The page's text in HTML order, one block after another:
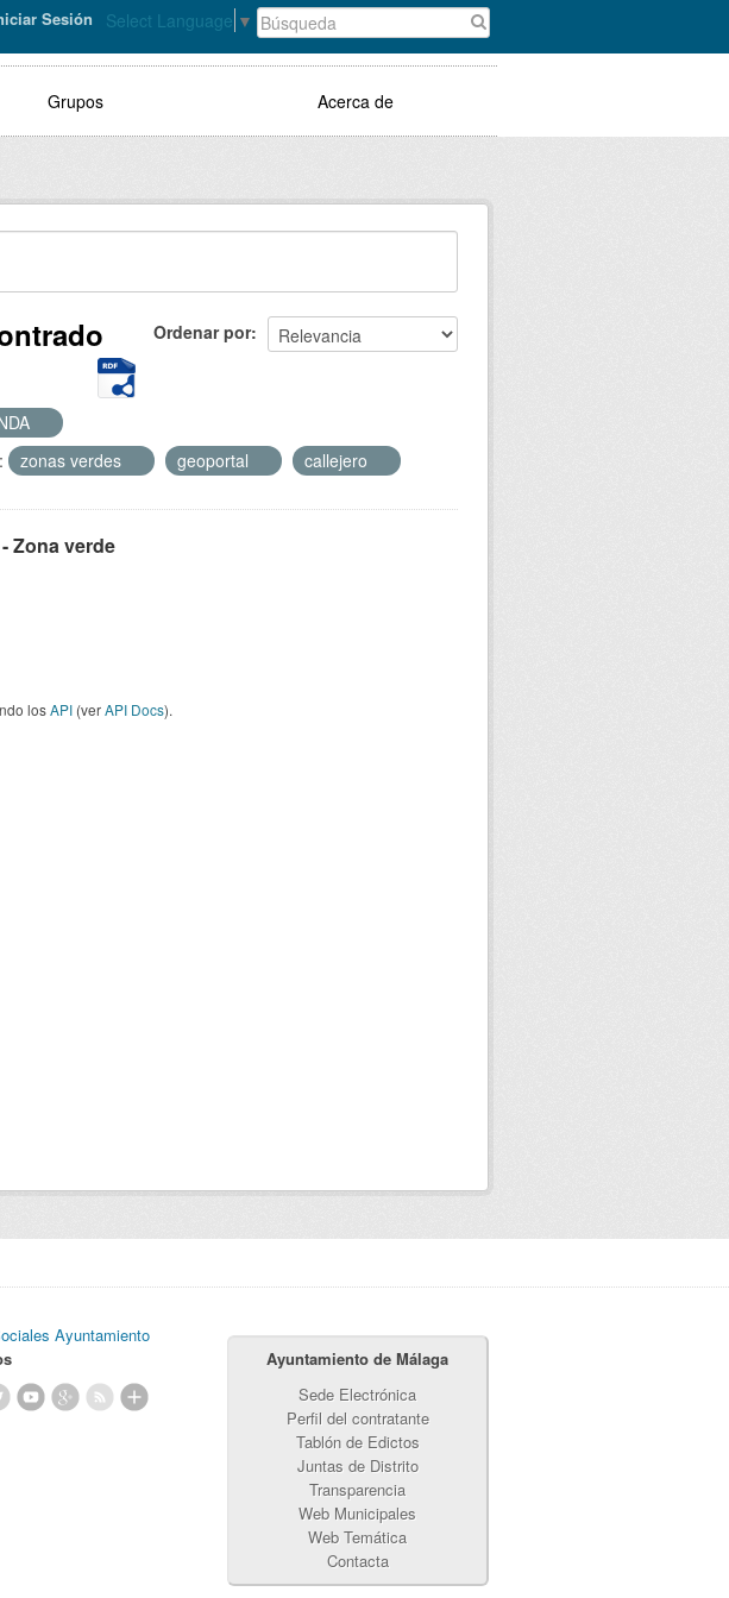
Select Language ▼
Sesión
Grupos Acerca de
Ordenar por
zonas verdes geoportal callejero
Zona verde
losAPI (verAPI Docs).
Ayuntamiento
Ayuntamiento de Málaga
Sede Electrónica
Perfil del contratante
Tablón de Edictos
Juntas de Distrito
Transparencia
Web Municipales
Web Temática
Contacta